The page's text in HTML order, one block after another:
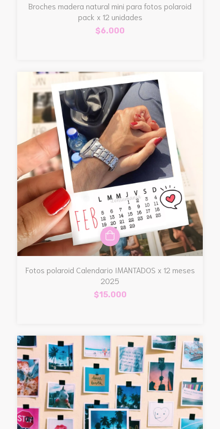
Broches madera natural mini para fotos polaroid
pack x 12 unidades
$6.000
Fotos polaroid Calendario IMANTADOS x 12 meses
2025
$15.000